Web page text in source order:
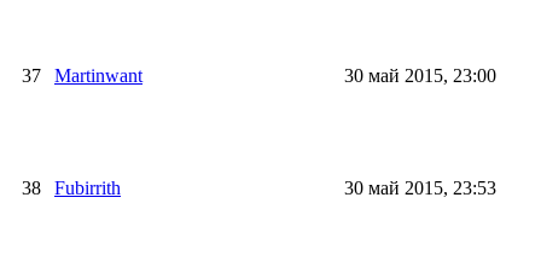
37 Martinwant 30 май 2015, 23:00
38 Fubirrith 30 май 2015, 23:53